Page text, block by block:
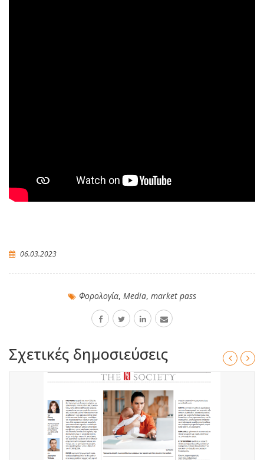
06.03.2023
Φορολογία, Media, market pass
Σχετικές δημοσιεύσεις